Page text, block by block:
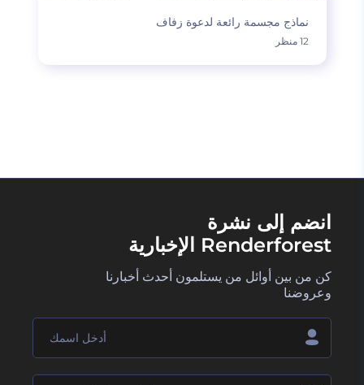
نماذج مجسمة رائعة لدعوة زفاف
12 منظر
انضم إلى نشرة
Renderforest الإخبارية
كن من بين أوائل من يستلمون أحدث أخبارنا
وعروضنا